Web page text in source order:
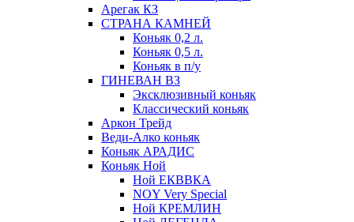
Арегак КЗ
СТРАНА КАМНЕЙ
Коньяк 0,2 л.
Коньяк 0,5 л.
Коньяк в п/у
ГИНЕВАН ВЗ
Эксклюзивный коньяк
Классический коньяк
Аркон Трейд
Веди-Алко коньяк
Коньяк АРАДИС
Коньяк Ной
Ной ЕКВВКА
NOY Very Special
Ной КРЕМЛИН